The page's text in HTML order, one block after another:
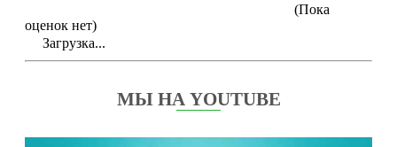
(Пока
оценок нет)
Загрузка...
МЫ НА YOUTUBE